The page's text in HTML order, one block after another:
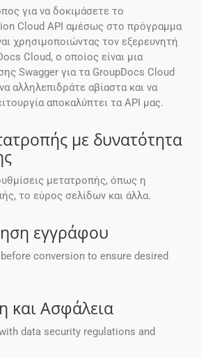
για να δοκιμάσετε το
Cloud API αμέσως στο πρόγραμμα
χρησιμοποιώντας τον εξερευνητή
Cloud, ο οποίος είναι μια
Swagger για τα GroupDocs Cloud
αλληλεπιδράτε αβίαστα και να
αποκαλύπτει τα API μας.
με δυνατότητα
μετατροπής, όπως η
το εύρος σελίδων και άλλα.
εγγράφου
conversion to ensure desired
Ασφάλεια
data security regulations and